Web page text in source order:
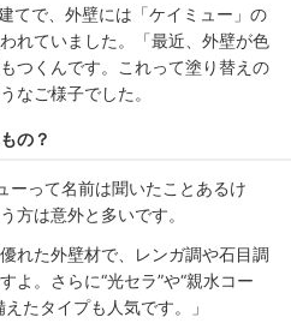
てで、外壁には「ケイミュー」の
れていました。「最近、外壁が色
つくんです。これって塗り替えの
なご様子でした。
の？
ーって名前は聞いたことあるけ
方は意外と多いです。
れた外壁材で、レンガ調や石目調
よ。さらに“光セラ”や“親水コー
たタイプも人気です。」